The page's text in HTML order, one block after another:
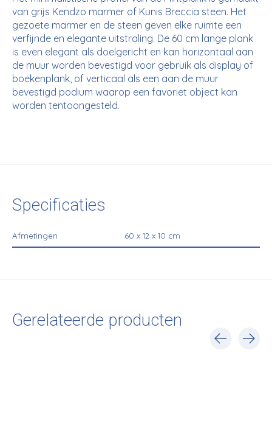
van grijs Kendzo marmer of Kunis Breccia steen. Het
gezoete marmer en de steen geven elke ruimte een
verfijnde en elegante uitstraling. De 60 cm lange plank
is even elegant als doelgericht en kan horizontaal aan
de muur worden bevestigd voor gebruik als display of
boekenplank, of verticaal als een aan de muur
bevestigd podium waarop een favoriet object kan
worden tentoongesteld.
Specificaties
Afmetingen 60 x 12 x 10 cm
Gerelateerde producten